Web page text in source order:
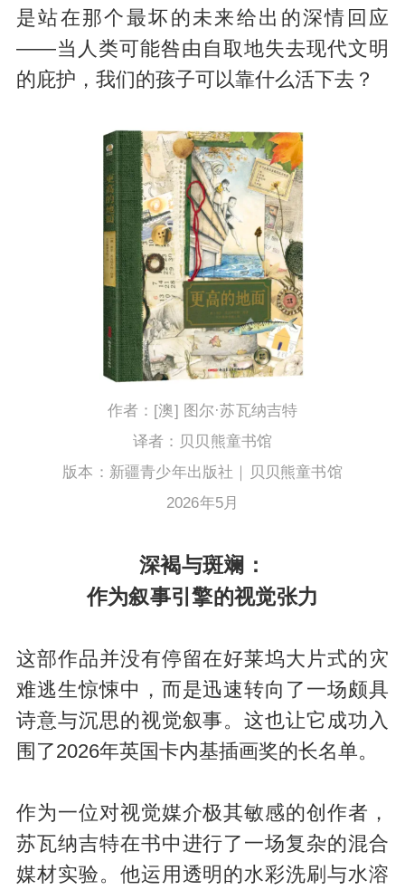
是站在那个最坏的未来给出的深情回应
——当人类可能咎由自取地失去现代文明
的庇护，我们的孩子可以靠什么活下去？
作者：[澳] 图尔·苏瓦纳吉特
译者：贝贝熊童书馆
版本：新疆青少年出版社｜贝贝熊童书馆
2026年5月
深褐与斑斓：
作为叙事引擎的视觉张力
这部作品并没有停留在好莱坞大片式的灾
难逃生惊悚中，而是迅速转向了一场颇具
诗意与沉思的视觉叙事。这也让它成功入
围了2026年英国卡内基插画奖的长名单。
作为一位对视觉媒介极其敏感的创作者，
苏瓦纳吉特在书中进行了一场复杂的混合
媒材实验。他运用透明的水彩洗刷与水溶